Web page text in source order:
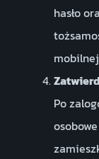
hasło
Po